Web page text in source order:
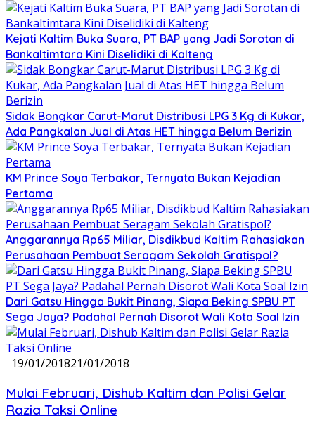
Kejati Kaltim Buka Suara, PT BAP yang Jadi Sorotan di
Bankaltimtara Kini Diselidiki di Kalteng
Sidak Bongkar Carut-Marut Distribusi LPG 3 Kg di Kukar,
Ada Pangkalan Jual di Atas HET hingga Belum Berizin
KM Prince Soya Terbakar, Ternyata Bukan Kejadian
Pertama
Anggarannya Rp65 Miliar, Disdikbud Kaltim Rahasiakan
Perusahaan Pembuat Seragam Sekolah Gratispol?
Dari Gatsu Hingga Bukit Pinang, Siapa Beking SPBU PT
Sega Jaya? Padahal Pernah Disorot Wali Kota Soal Izin
19/01/201821/01/2018
Mulai Februari, Dishub Kaltim dan Polisi Gelar
Razia Taksi Online